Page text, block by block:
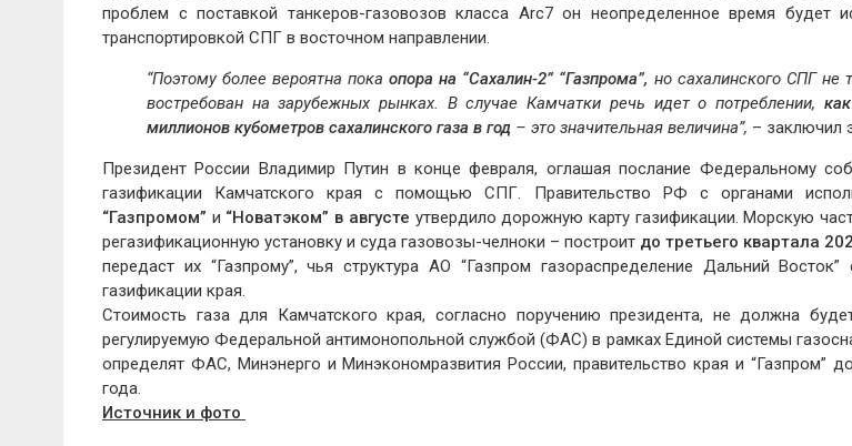
проблем с поставкой танкеров-газовозов класса Arc7 он неопределенное время будет
транспортировкой СПГ в восточном направлении.
“Поэтому более вероятна покаопора на “Сахалин-2” “Газпрома”, но сахалинского СПГ не
востребован на зарубежных рынках. В случае Камчатки речь идет о потреблении,
миллионов кубометров сахалинского газа в год – это значительная величина”, – заключил
Президент России Владимир Путин в конце февраля, оглашая послание Федеральному
газификации Камчатского края с помощью СПГ. Правительство РФ с органами
“Газпромом” и “Новатэком” в августе утвердило дорожную карту газификации. Морскую
регазификационную установку и суда газовозы-челноки – построит до третьего квартала
передаст их “Газпрому”, чья структура АО “Газпром газораспределение Дальний
газификации края.
Стоимость газа для Камчатского края, согласно поручению президента, не должна
регулируемую Федеральной антимонопольной службой (ФАС) в рамках Единой системы
определят ФАС, Минэнерго и Минэкономразвития России, правительство края и “Газпром”
года.
Источник и фото